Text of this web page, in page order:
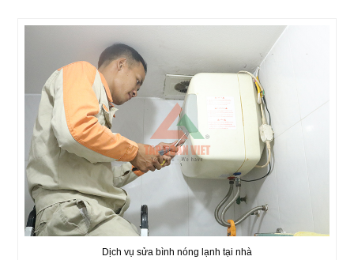
Dịch vụ sửa bình nóng lạnh tại nhà